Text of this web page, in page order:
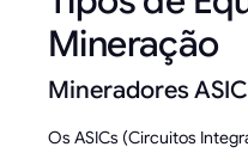
Mineração
Mineradores ASIC
Os ASICs (Circuitos